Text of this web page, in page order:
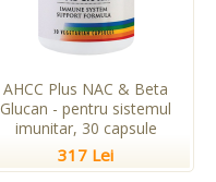
AHCC Plus NAC & Beta
Glucan - pentru sistemul
imunitar, 30 capsule
317 Lei